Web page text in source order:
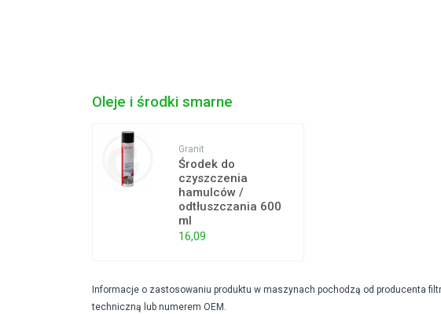
Oleje i środki smarne
Granit
Środek do
czyszczenia
hamulców /
odtłuszczania 600
ml
16,09
Informacje o zastosowaniu produktu w maszynach pochodzą od producenta
techniczną lub numerem OEM.